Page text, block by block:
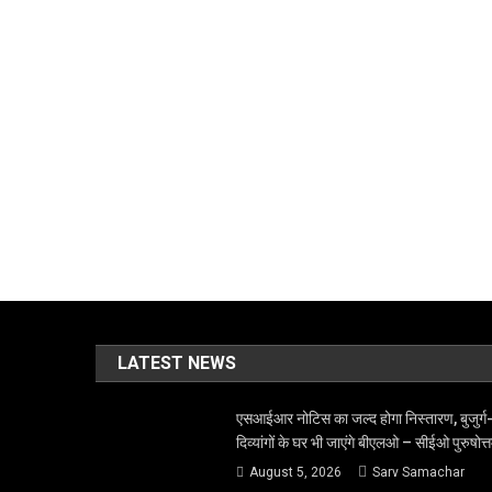
LATEST NEWS
एसआईआर नोटिस का जल्द होगा निस्तारण, बुजुर्ग-
दिव्यांगों के घर भी जाएंगे बीएलओ – सीईओ
August 5, 2026 Sarv Samachar